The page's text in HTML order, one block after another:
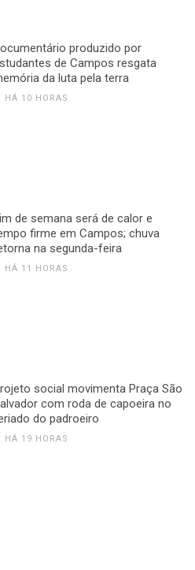
produzido por
de Campos resgata
da luta pela terra
HÁ 10 HORAS
de semana será de calor e
firme em Campos; chuva
na segunda-feira
HÁ 11 HORAS
social movimenta Praça São
com roda de capoeira no
do padroeiro
HÁ 19 HORAS